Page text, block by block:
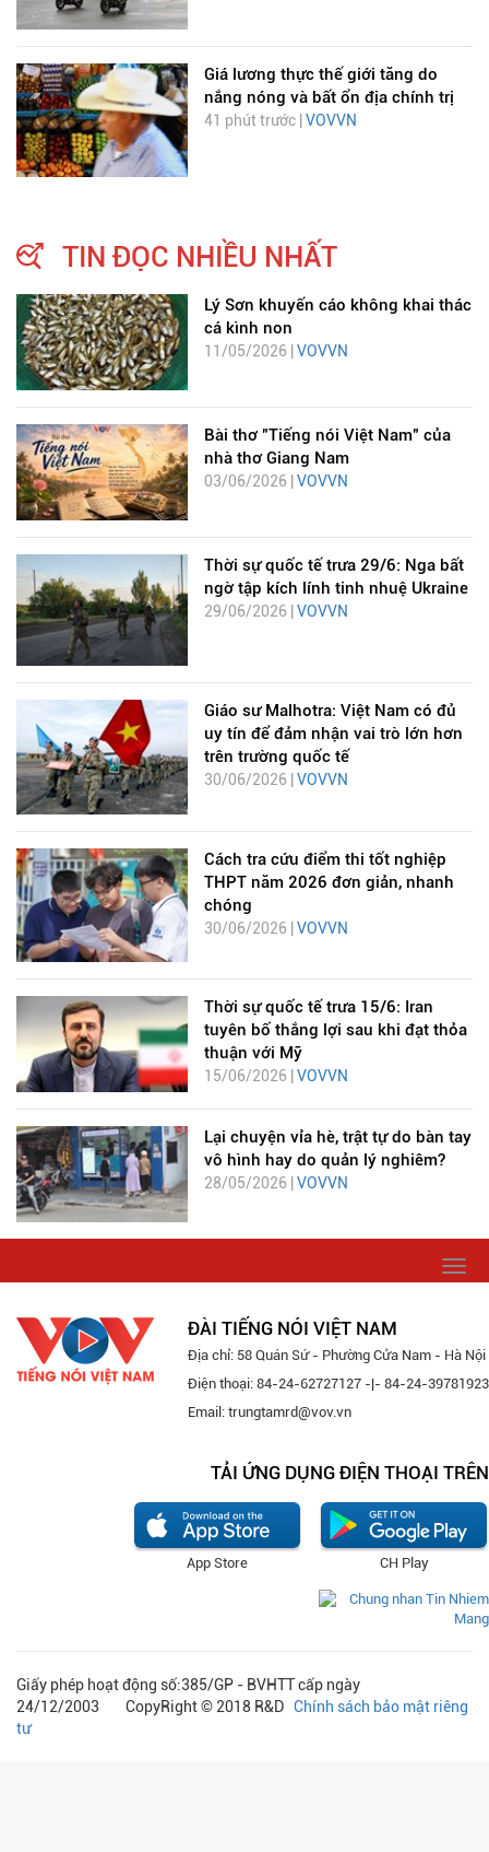
Giá lương thực thế giới tăng do
nắng nóng và bất ổn địa chính trị
41 phút trước | VOVVN
TIN ĐỌC NHIỀU NHẤT
Lý Sơn khuyến cáo không khai thác
cá kình non
11/05/2026 | VOVVN
Bài thơ "Tiếng nói Việt Nam" của
nhà thơ Giang Nam
03/06/2026 | VOVVN
Thời sự quốc tế trưa 29/6: Nga bất
ngờ tập kích lính tinh nhuệ Ukraine
29/06/2026 | VOVVN
Giáo sư Malhotra: Việt Nam có đủ
uy tín để đảm nhận vai trò lớn hơn
trên trường quốc tế
30/06/2026 | VOVVN
Cách tra cứu điểm thi tốt nghiệp
THPT năm 2026 đơn giản, nhanh
chóng
30/06/2026 | VOVVN
Thời sự quốc tế trưa 15/6: Iran
tuyên bố thắng lợi sau khi đạt thỏa
thuận với Mỹ
15/06/2026 | VOVVN
Lại chuyện vỉa hè, trật tự do bàn tay
vô hình hay do quản lý nghiêm?
28/05/2026 | VOVVN
ĐÀI TIẾNG NÓI VIỆT NAM
Địa chỉ: 58 Quán Sứ - Phường Cửa Nam - Hà Nội
Điện thoại: 84-24-62727127 -|- 84-24-39781923
Email: trungtamrd@vov.vn
TẢI ỨNG DỤNG ĐIỆN THOẠI TRÊN
CH Play
App Store
Giấy phép hoạt động số:385/GP - BVHTT cấp ngày
24/12/2003 CopyRight © 2018 R&D Chính sách bảo mật riêng
tư